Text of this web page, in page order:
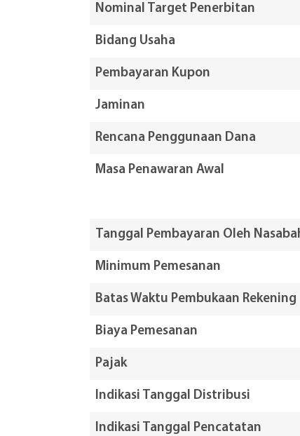
Nominal Target Penerbitan
Bidang Usaha
Pembayaran Kupon
Jaminan
Rencana Penggunaan Dana
Masa Penawaran Awal
Tanggal Pembayaran Oleh
Minimum Pemesanan
Batas Waktu Pembukaan Rekening
Biaya Pemesanan
Pajak
Indikasi Tanggal Distribusi
Indikasi Tanggal Pencatatan